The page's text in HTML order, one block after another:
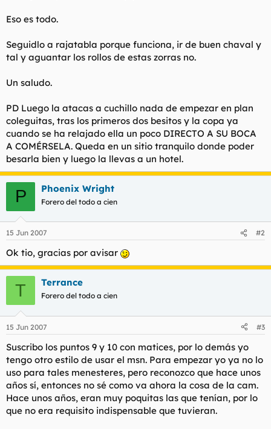
Eso es todo.
Seguidlo a rajatabla porque funciona, ir de buen chaval y
tal y aguantar los rollos de estas zorras no.
Un saludo.
PD Luego la atacas a cuchillo nada de empezar en plan
coleguitas, tras los primeros dos besitos y la copa ya
cuando se ha relajado ella un poco DIRECTO A SU BOCA
A COMÉRSELA. Queda en un sitio tranquilo donde poder
besarla bien y luego la llevas a un hotel.
P Phoenix Wright
Forero del todo a cien
15 Jun 2007 #2
Ok tio, gracias por avisar
T Terrance
Forero del todo a cien
15 Jun 2007 #3
Suscribo los puntos 9 y 10 con matices, por lo demás yo
tengo otro estilo de usar el msn. Para empezar yo ya no lo
uso para tales menesteres, pero reconozco que hace unos
años sí, entonces no sé como va ahora la cosa de la cam.
Hace unos años, eran muy poquitas las que tenían, por lo
que no era requisito indispensable que tuvieran.